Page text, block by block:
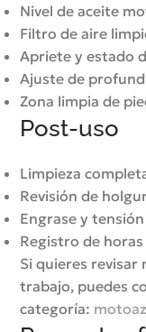
Nivel de aceite
Filtro de aire
Apriete y estado
Ajuste de
Zona limpia de
Post-uso
Limpieza
Revisión de
Engrase y
Registro de
Si quieres
trabajo, puedes
categoría: